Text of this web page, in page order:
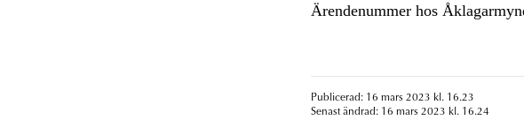
Ärendenummer hos
Publicerad: 16 mars 2023 kl. 16.23
Senast ändrad: 16 mars 2023 kl. 16.24